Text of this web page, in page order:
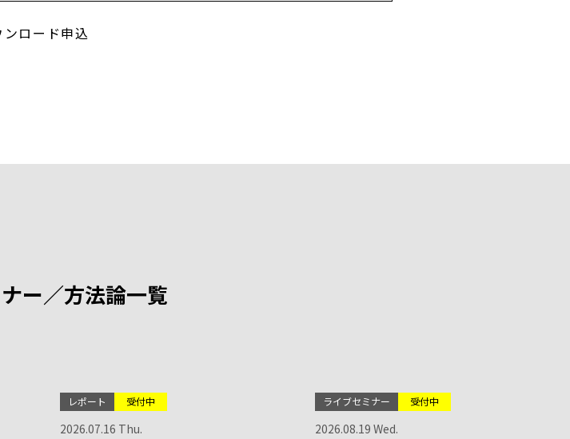
ンロード申込
ー／方法論一覧
レポート 受付中
2026.07.16 Thu.
ライブセミナー 受付中
2026.08.19 Wed.